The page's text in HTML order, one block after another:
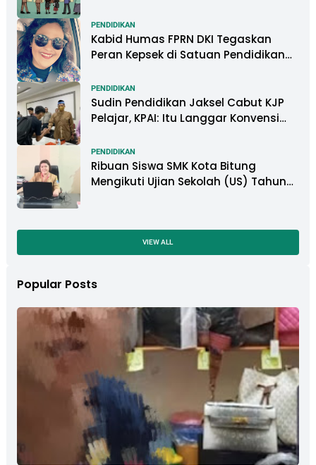
PENDIDIKAN
Kabid Humas FPRN DKI Tegaskan
Peran Kepsek di Satuan Pendidikan
PENDIDIKAN
Sudin Pendidikan Jaksel Cabut KJP
Pelajar, KPAI: Itu Langgar Konvensi
PENDIDIKAN
Ribuan Siswa SMK Kota Bitung
Mengikuti Ujian Sekolah (US) Tahun
VIEW ALL
Popular Posts